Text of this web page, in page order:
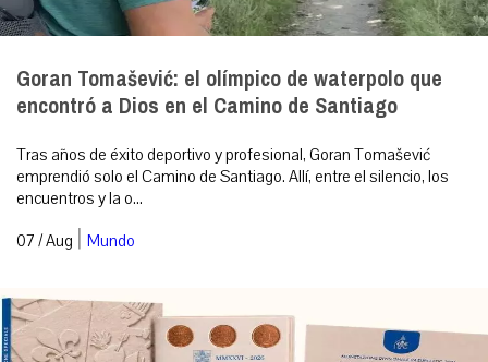
Goran Tomašević: el olímpico de waterpolo que
encontró a Dios en el Camino de Santiago
Tras años de éxito deportivo y profesional, Goran Tomašević
emprendió solo el Camino de Santiago. Allí, entre el silencio, los
encuentros y la o...
07 / Aug | Mundo